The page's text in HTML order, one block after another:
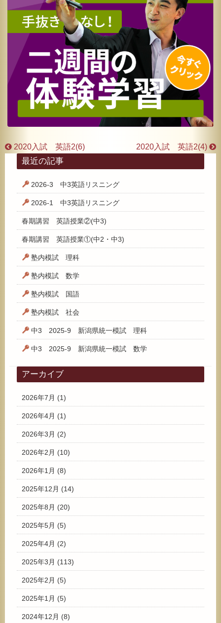
2020入試 英語2(6) 2020入試 英語2(4)
最近の記事
2026-3 中3英語リスニング
2026-1 中3英語リスニング
春期講習 英語授業②(中3)
春期講習 英語授業①(中2・中3)
塾内模試 理科
塾内模試 数学
塾内模試 国語
塾内模試 社会
中3 2025-9 新潟県統一模試 理科
中3 2025-9 新潟県統一模試 数学
アーカイブ
2026年7月 (1)
2026年4月 (1)
2026年3月 (2)
2026年2月 (10)
2026年1月 (8)
2025年12月 (14)
2025年8月 (20)
2025年5月 (5)
2025年4月 (2)
2025年3月 (113)
2025年2月 (5)
2025年1月 (5)
2024年12月 (8)